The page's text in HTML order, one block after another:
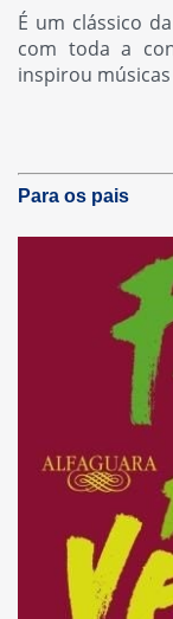
É um clássico
com toda a
inspirou músicas
Para os pais